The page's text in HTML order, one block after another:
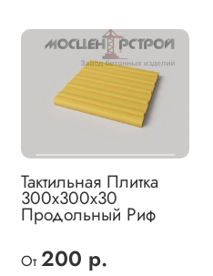
Тактильная Плитка
300х300х30
Продольный Риф
От 200 р.